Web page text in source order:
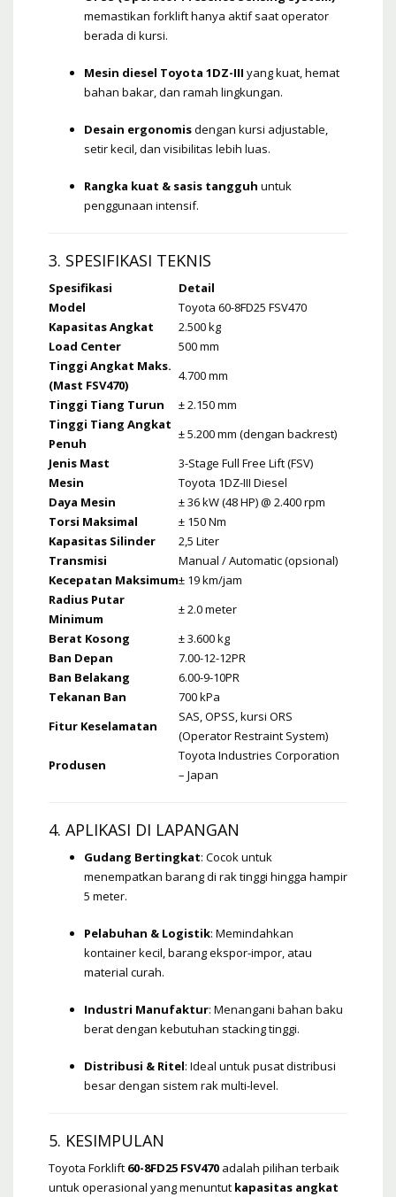
memastikan forklift hanya aktif saat operator
berada di kursi.
Mesin diesel Toyota 1DZ-III yang kuat, hemat
bahan bakar, dan ramah lingkungan.
Desain ergonomisdengan kursi adjustable,
setir kecil, dan visibilitas lebih luas.
Rangka kuat & sasis tangguh untuk
penggunaan intensif.
3. SPESIFIKASI TEKNIS
Spesifikasi
Detail
Model
Toyota 60-8FD25 FSV470
Kapasitas Angkat
2.500 kg
Load Center
500 mm
Tinggi Angkat Maks.
(Mast FSV470)
4.700 mm
Tinggi Tiang Turun
± 2.150 mm
Tinggi Tiang Angkat
Penuh
± 5.200 mm (dengan backrest)
Jenis Mast
3-Stage Full Free Lift (FSV)
Mesin
Toyota 1DZ-III Diesel
Daya Mesin
± 36 kW (48 HP) @ 2.400 rpm
Torsi Maksimal
± 150 Nm
Kapasitas Silinder
2,5 Liter
Transmisi
Manual / Automatic (opsional)
Kecepatan Maksimum± 19 km/jam
Radius Putar
Minimum
± 2.0 meter
Berat Kosong
± 3.600 kg
Ban Depan
7.00-12-12PR
Ban Belakang
6.00-9-10PR
Tekanan Ban
700 kPa
Fitur Keselamatan
SAS, OPSS, kursi ORS
(Operator Restraint System)
Produsen
Toyota Industries Corporation
– Japan
4. APLIKASI DI LAPANGAN
Gudang Bertingkat: Cocok untuk
menempatkan barang di rak tinggi hingga hampir
5 meter.
Pelabuhan & Logistik: Memindahkan
kontainer kecil, barang ekspor-impor, atau
material curah.
Industri Manufaktur: Menangani bahan baku
berat dengan kebutuhan stacking tinggi.
Distribusi & Ritel: Ideal untuk pusat distribusi
besar dengan sistem rak multi-level.
5. KESIMPULAN
Toyota Forklift 60-8FD25 FSV470 adalah pilihan terbaik
untuk operasional yang menuntut kapasitas angkat